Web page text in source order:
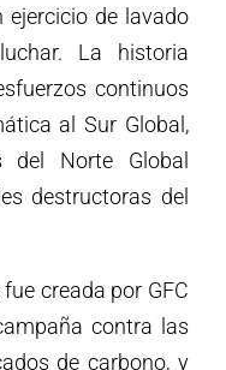
ejercicio de lavado
La historia
continuos
al Sur Global,
del Norte Global
destructoras del
creada por GFC
contra las
de carbono, y